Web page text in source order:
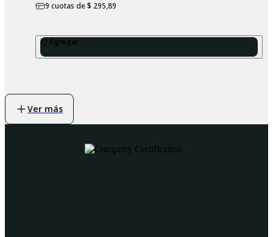
9 cuotas de$ 295,89
Agregar